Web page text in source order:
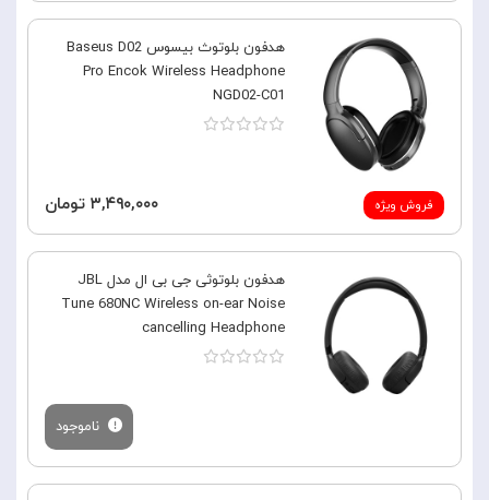
فروش ویژه
هدفون بلوتوث بیسوس Baseus D02
Pro Encok Wireless Headphone
NGD02-C01
۳,۴۹۰,۰۰۰ تومان
هدفون بلوتوثی جی بی ال مدل JBL
Tune 680NC Wireless on-ear Noise
cancelling Headphone
ناموجود